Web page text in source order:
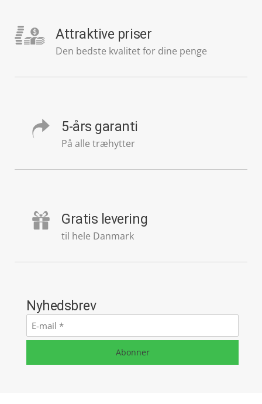
Attraktive priser
Den bedste kvalitet for dine penge
5-års garanti
På alle træhytter
Gratis levering
til hele Danmark
Nyhedsbrev
E-
mail*
Abonner